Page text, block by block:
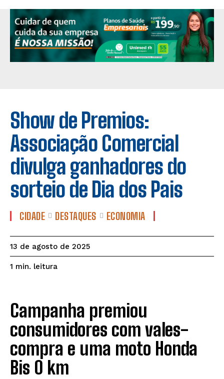
Show de Premios:
Associação Comercial
divulga ganhadores do
sorteio de Dia dos Pais
CIDADE DESTAQUES ECONOMIA
13 de agosto de 2025
1 min. leitura
Campanha premiou
consumidores com vales-
compra e uma moto Honda
Bis 0 km